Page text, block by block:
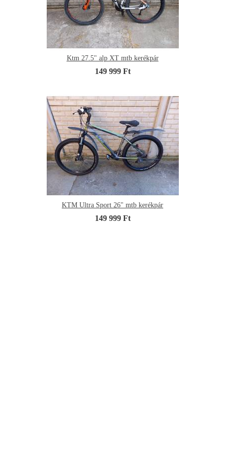
Ktm 27.5" alp XT mtb kerékpár
149 999 Ft
KTM Ultra Sport 26" mtb kerékpár
149 999 Ft